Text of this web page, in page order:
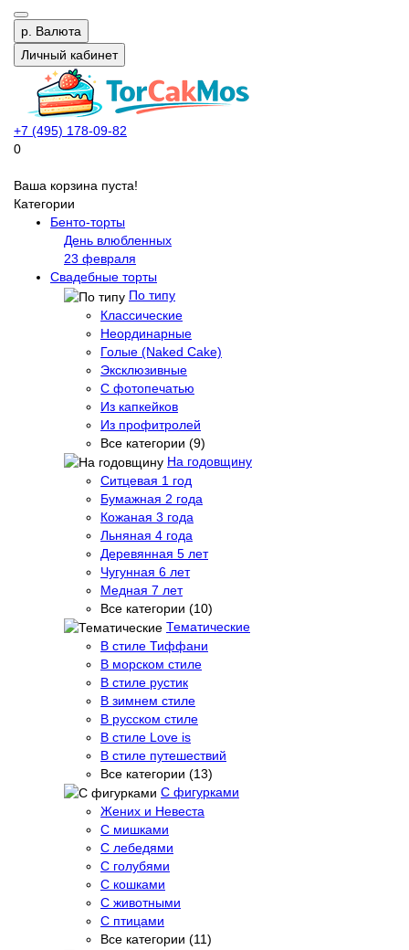
р. Валюта
Личный кабинет
+7 (495) 178-09-82
0
Ваша корзина пуста!
Категории
Бенто-торты
День влюбленных
23 февраля
Свадебные торты
По типу
Классические
Неординарные
Голые (Naked Cake)
Эксклюзивные
С фотопечатью
Из капкейков
Из профитролей
Все категории (9)
На годовщину
Ситцевая 1 год
Бумажная 2 года
Кожаная 3 года
Льняная 4 года
Деревянная 5 лет
Чугунная 6 лет
Медная 7 лет
Все категории (10)
Тематические
В стиле Тиффани
В морском стиле
В стиле рустик
В зимнем стиле
В русском стиле
В стиле Love is
В стиле путешествий
Все категории (13)
С фигурками
Жених и Невеста
С мишками
С лебедями
С голубями
С кошками
С животными
С птицами
Все категории (11)